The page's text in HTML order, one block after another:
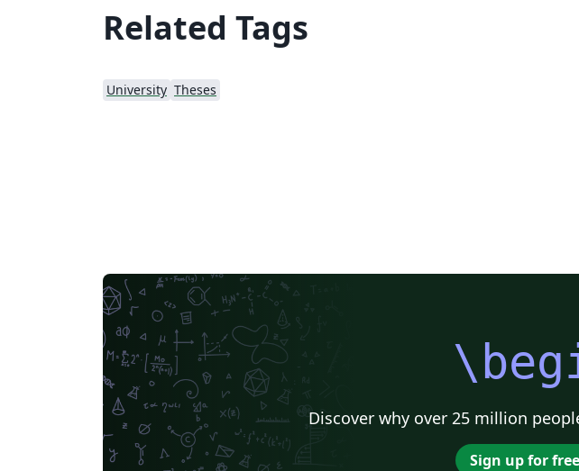
Related Tags
University Theses
Discover why over 25 million
Sign up for free